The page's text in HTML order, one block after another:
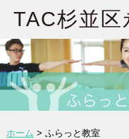
TAC杉並区
ホーム > ふらっと教室